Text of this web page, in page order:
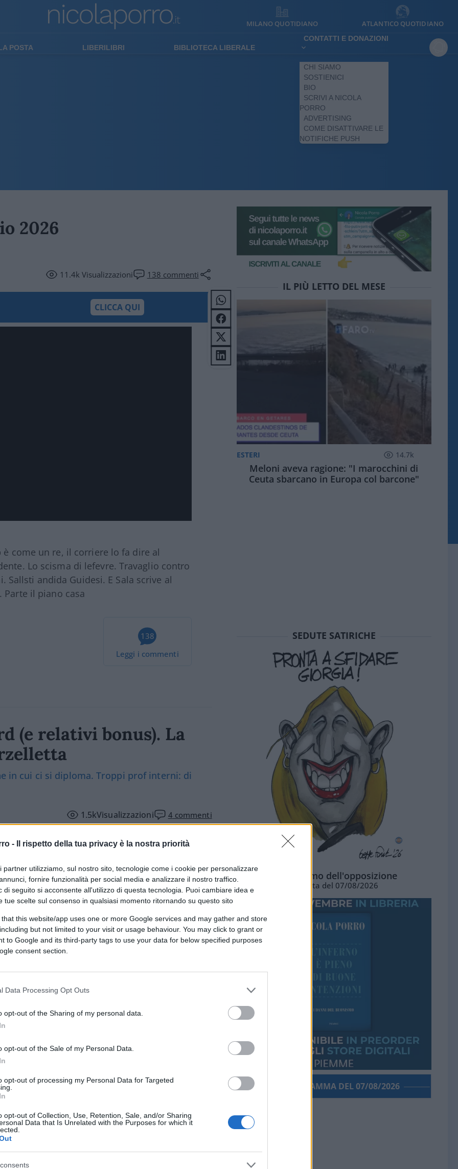
- Il rispetto della tua privacy è la nostra priorità
partner utilizziamo, sul nostro sito, tecnologie come i cookie per personalizzare
fornire funzionalità per social media e analizzare il nostro traffico.
di seguito si acconsente all'utilizzo di questa tecnologia. Puoi cambiare idea e
tue scelte sul consenso in qualsiasi momento ritornando su questo sito
that this website/app uses one or more Google services and may gather and store
but not limited to your visit or usage behaviour. You may click to grant or
to Google and its third-party tags to use your data for below specified purposes
consent section.
Data Processing Opt Outs
opt-out of the Sharing of my personal data.
opt-out of the Sale of my Personal Data.
opt-out of processing my Personal Data for Targeted
opt-out of Collection, Use, Retention, Sale, and/or Sharing
Data that Is Unrelated with the Purposes for which it
MILANO QUOTIDIANO ATLANTICO QUOTIDIANO
POSTA LIBERILIBRI BIBLIOTECA LIBERALE
CONTATTI E DONAZIONI
CHI SIAMO
SOSTIENICI
BIO
SCRIVI A NICOLA
PORRO
ADVERTISING
COME DISATTIVARE LE
NOTIFICHE PUSH
2026
11.4kVisualizzazioni 138 commenti
CLICCA QUI
come un re, il corriere lo fa dire al
Lo scisma di lefevre. Travaglio contro
Sallsti andida Guidesi. E Sala scrive al
Parte il piano casa
138
Leggi i commenti
(e relativi bonus). La
in cui ci si diploma. Troppi prof interni: di
1.5kVisualizzazioni 4 commenti
IL PIÙ LETTO DEL MESE
ESTERI 14.7k
Meloni aveva ragione: "I marocchini di
Ceuta sbarcano in Europa col barcone"
SEDUTE SATIRICHE
L'ottimismo dell'opposizione
Vignetta del 07/08/2026
PORROGRAMMA DEL 07/08/2026